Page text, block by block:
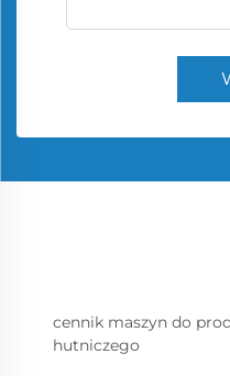
cennik maszyn do
hutniczego